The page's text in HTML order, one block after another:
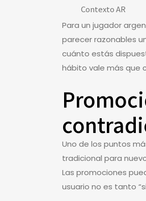
Contexto AR
Para un jugador
parecer razonables
cuánto estás
hábito vale más que
Uno de los puntos
tradicional para
Las promociones
usuario no es tanto